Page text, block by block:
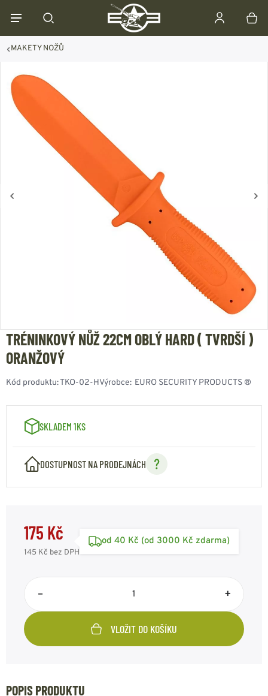
MAKETY NOŽŮ
TRÉNINKOVÝ NŮŽ 22CM OBLÝ HARD ( TVRDŠÍ )
ORANŽOVÝ
Kód produktu:TKO-02-HVýrobce: EURO SECURITY PRODUCTS ®
SKLADEM 1KS
DOSTUPNOST NA PRODEJNÁCH
175 Kč
145 Kč bez DPH
od 40 Kč (od 3000 Kč zdarma)
– +
VLOŽIT DO KOŠÍKU
POPIS PRODUKTU